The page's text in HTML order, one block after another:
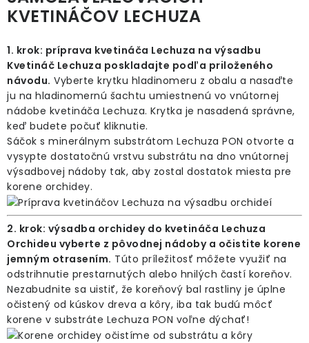
KVETINÁČOV LECHUZA
1. krok: príprava kvetináča Lechuza na výsadbu
Kvetináč Lechuza poskladajte podľa priloženého
návodu. Vyberte krytku hladinomeru z obalu a nasaďte
ju na hladinomernú šachtu umiestnenú vo vnútornej
nádobe kvetináča Lechuza. Krytka je nasadená správne,
keď budete počuť kliknutie.
Sáčok s minerálnym substrátom Lechuza PON otvorte a
vysypte dostatočnú vrstvu substrátu na dno vnútornej
výsadbovej nádoby tak, aby zostal dostatok miesta pre
korene orchidey.
2. krok: výsadba orchidey do kvetináča Lechuza
Orchideu vyberte z pôvodnej nádoby a očistite korene
jemným otrasením. Túto príležitosť môžete využiť na
odstrihnutie prestarnutých alebo hnilých častí koreňov.
Nezabudnite sa uistiť, že koreňový bal rastliny je úplne
očistený od kúskov dreva a kôry, iba tak budú môcť
korene v substráte Lechuza PON voľne dýchať!